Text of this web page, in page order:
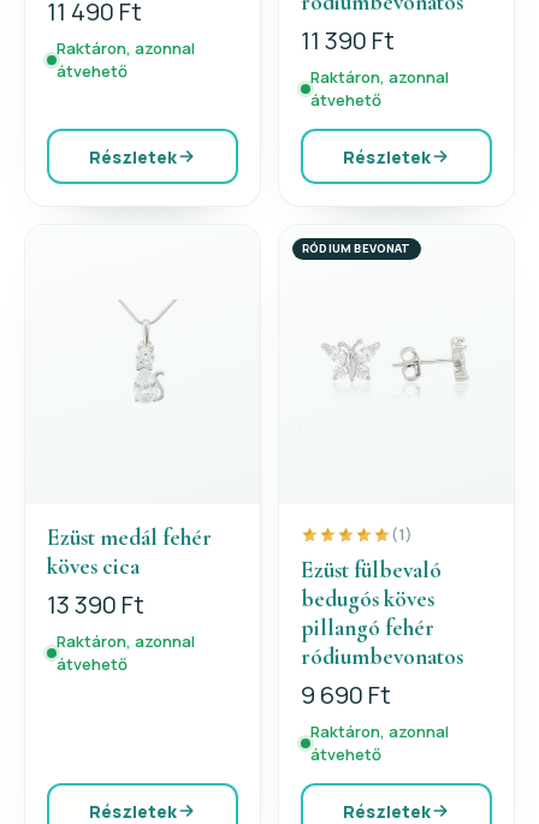
11 490 Ft
Raktáron, azonnal
átvehető
Részletek
11 390 Ft
Raktáron, azonnal
átvehető
Részletek
Ezüst medál fehér
köves cica
13 390 Ft
Raktáron, azonnal
átvehető
Részletek
RÓDIUM BEVONAT
(1)
Ezüst fülbevaló
bedugós köves
pillangó fehér
ródiumbevonatos
9 690 Ft
Raktáron, azonnal
átvehető
Részletek